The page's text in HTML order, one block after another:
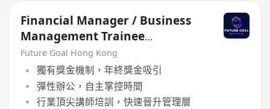
Financial Manager / Business
Management Trainee
Programme
Future Goal Hong Kong
獨有獎金機制，年終獎金吸引
彈性辦公，自主掌控時間
行業頂尖講師培訓，快速晉升管理層